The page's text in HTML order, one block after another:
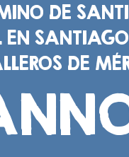
DE
EN
DE